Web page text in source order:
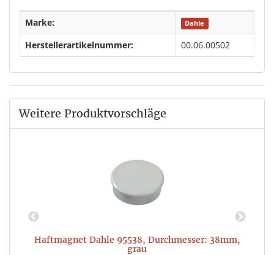
Marke: Dahle
Herstellerartikelnummer: 00.06.00502
Weitere Produktvorschläge
Haftmagnet Dahle 95538, Durchmesser: 38mm,
grau